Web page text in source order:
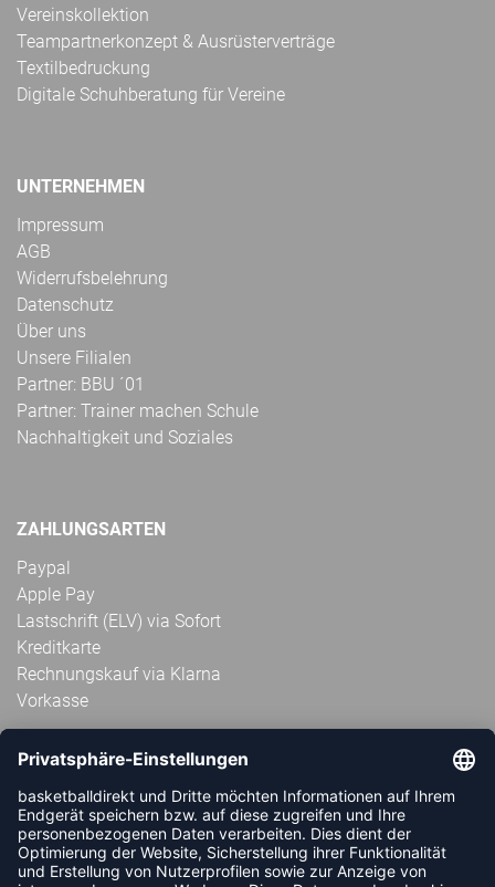
Vereinskollektion
Teampartnerkonzept & Ausrüsterverträge
Textilbedruckung
Digitale Schuhberatung für Vereine
UNTERNEHMEN
Impressum
AGB
Widerrufsbelehrung
Datenschutz
Über uns
Unsere Filialen
Partner: BBU ´01
Partner: Trainer machen Schule
Nachhaltigkeit und Soziales
ZAHLUNGSARTEN
Paypal
Apple Pay
Lastschrift (ELV) via Sofort
Kreditkarte
Rechnungskauf via Klarna
Vorkasse
ABONNIERE JETZT DEN KOSTENLOSEN
HANDBALLDIREKT-NEWSLETTER UND VERPASSE KEINE
NEUIGKEIT ODER AKTION MEHR.
JETZT ANMELDEN